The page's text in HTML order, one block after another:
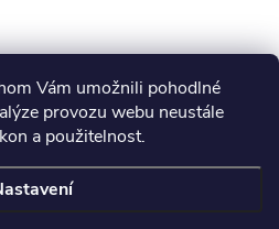
Vám umožnili pohodlné
provozu webu neustále
a použitelnost.
Kontakty
Lenka Skyvová - web